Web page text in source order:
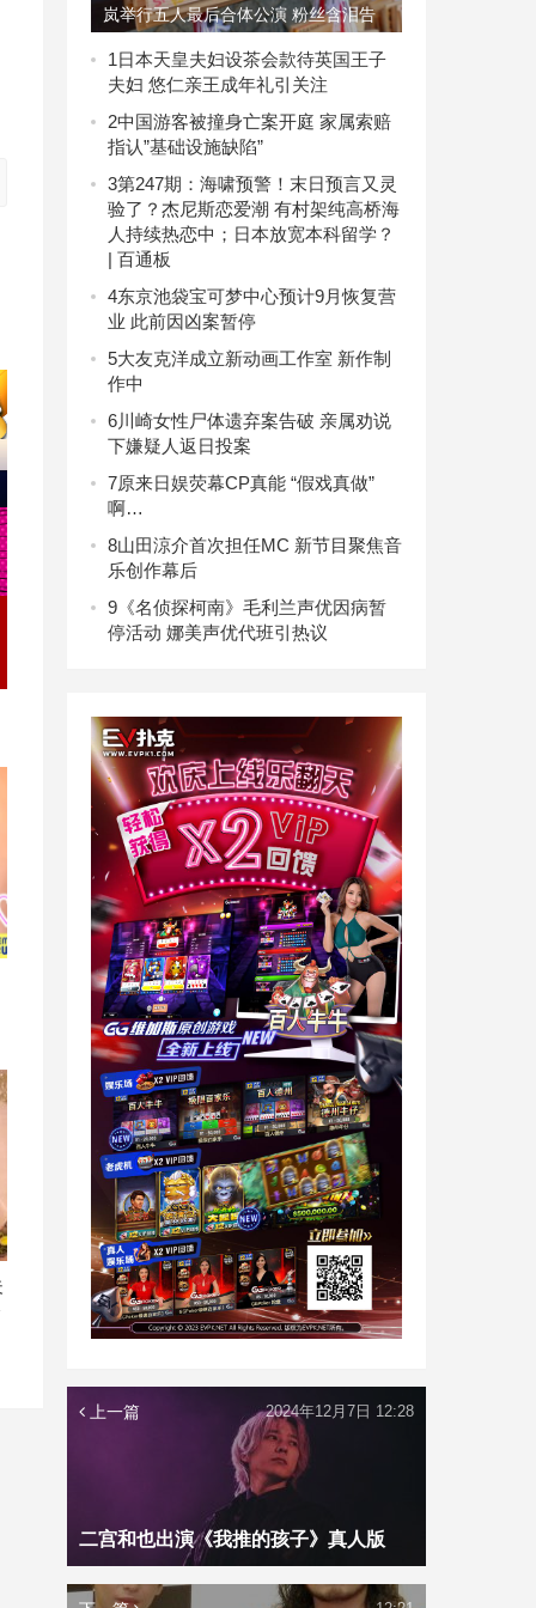
岚举行五人最后合体公演 粉丝含泪告
别1日本天皇夫妇设茶会款待英国王子
夫妇 悠仁亲王成年礼引关注
2中国游客被撞身亡案开庭 家属索赔
指认”基础设施缺陷”
3第247期：海啸预警！末日预言又灵
验了？杰尼斯恋爱潮 有村架纯高桥海
人持续热恋中；日本放宽本科留学？
| 百通板
4东京池袋宝可梦中心预计9月恢复营
业 此前因凶案暂停
5大友克洋成立新动画工作室 新作制
作中
6川崎女性尸体遗弃案告破 亲属劝说
下嫌疑人返日投案
7原来日娱荧幕CP真能 “假戏真做”
啊…
8山田涼介首次担任MC 新节目聚焦音
乐创作幕后
9 《名侦探柯南》毛利兰声优因病暂
停活动 娜美声优代班引热议
上一篇
二宫和也出演《我推的孩子》真人版
2024年12月7日 12:28